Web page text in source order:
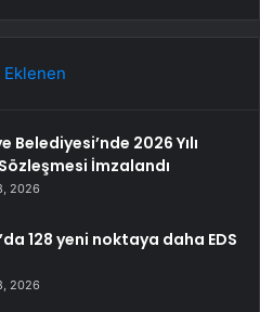
Eklenen
Belediyesi’nde 2026 Yılı
İmzalandı
2026
128 yeni noktaya daha EDS
2026